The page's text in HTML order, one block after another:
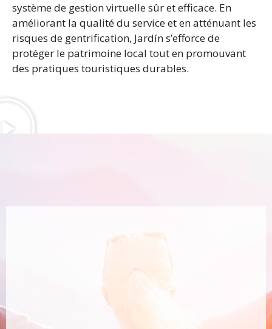
système de gestion virtuelle sûr et efficace. En
améliorant la qualité du service et en atténuant les
risques de gentrification, Jardín s’efforce de
protéger le patrimoine local tout en promouvant
des pratiques touristiques durables.